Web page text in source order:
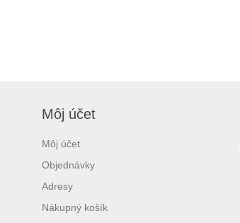
Môj účet
Môj účet
Objednávky
Adresy
Nákupný košík